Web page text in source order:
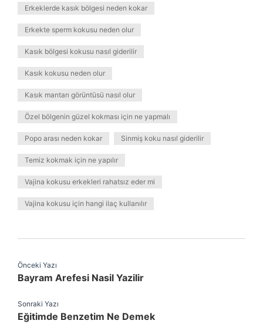
Erkeklerde kasık bölgesi neden kokar
Erkekte sperm kokusu neden olur
Kasık bölgesi kokusu nasıl giderilir
Kasık kokusu neden olur
Kasık mantarı görüntüsü nasıl olur
Özel bölgenin güzel kokması için ne yapmalı
Popo arası neden kokar Sinmiş koku nasıl giderilir
Temiz kokmak için ne yapılır
Vajina kokusu erkekleri rahatsız eder mi
Vajina kokusu için hangi ilaç kullanılır
Önceki Yazı
Bayram Arefesi Nasil Yazilir
Sonraki Yazı
Eğitimde Benzetim Ne Demek